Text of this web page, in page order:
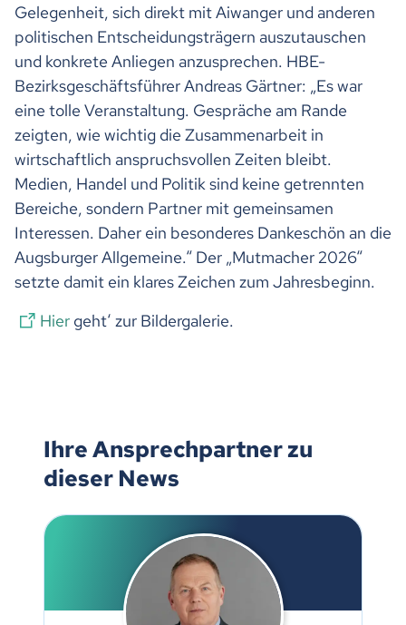
Gelegenheit, sich direkt mit Aiwanger und anderen
politischen Entscheidungsträgern auszutauschen
und konkrete Anliegen anzusprechen. HBE-
Bezirksgeschäftsführer Andreas Gärtner: „Es war
eine tolle Veranstaltung. Gespräche am Rande
zeigten, wie wichtig die Zusammenarbeit in
wirtschaftlich anspruchsvollen Zeiten bleibt.
Medien, Handel und Politik sind keine getrennten
Bereiche, sondern Partner mit gemeinsamen
Interessen. Daher ein besonderes Dankeschön an die
Augsburger Allgemeine.“ Der „Mutmacher 2026“
setzte damit ein klares Zeichen zum Jahresbeginn.
Hier geht‘ zur Bildergalerie.
Ihre Ansprechpartner zu
dieser News